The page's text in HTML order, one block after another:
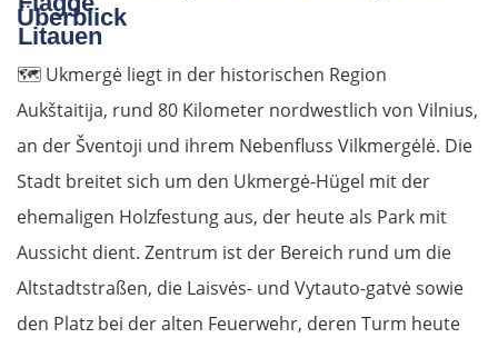
Überblick
🗺️ Ukmergė liegt in der historischen Region
Aukštaitija, rund 80 Kilometer nordwestlich von Vilnius,
an der Šventoji und ihrem Nebenfluss Vilkmergėlė. Die
Stadt breitet sich um den Ukmergė-Hügel mit der
ehemaligen Holzfestung aus, der heute als Park mit
Aussicht dient. Zentrum ist der Bereich rund um die
Altstadtstraßen, die Laisvės- und Vytauto-gatvė sowie
den Platz bei der alten Feuerwehr, deren Turm heute